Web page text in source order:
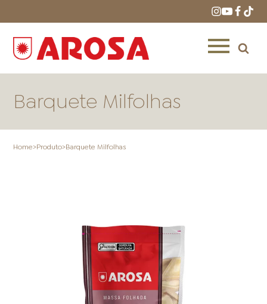
LOJAS AROSA
Barquete Milfolhas
Home>Produto>Barquete Milfolhas